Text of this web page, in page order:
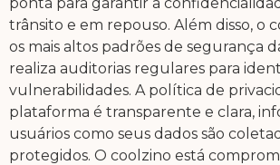
trânsito e em repouso. Além disso, o
os mais altos padrões de segurança
realiza auditorias regulares para
vulnerabilidades. A política de
plataforma é transparente e clara,
usuários como seus dados são
protegidos. O coolzino está